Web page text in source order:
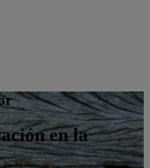
en la